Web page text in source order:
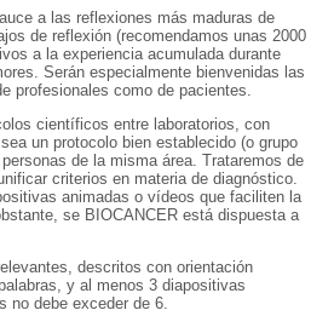
a las reflexiones más maduras de
de reflexión (recomendamos unas 2000
a la experiencia acumulada durante
Serán especialmente bienvenidas las
profesionales como de pacientes.
científicos entre laboratorios, con
un protocolo bien establecido (o grupo
de la misma área. Trataremos de
criterios en materia de diagnóstico.
animadas o vídeos que faciliten la
se BIOCANCER está dispuesta a
descritos con orientación
y al menos 3 diapositivas
no debe exceder de 6.